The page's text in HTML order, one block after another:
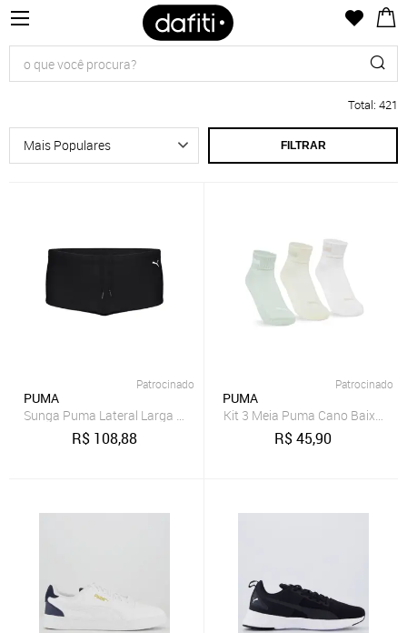
Total: 421
FILTRAR
Patrocinado
PUMA
Sunga Puma Lateral Larga 26015.003
R$ 108,88
Patrocinado
PUMA
Kit 3 Meia Puma Cano Baixo
R$45,90